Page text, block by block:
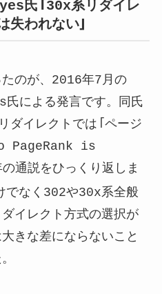
氏「30x系リダイレ
われない」
のが、2016年7月の
よる発言です。同氏
ダイレクトでは「ページ
PageRank is
通説をひっくり返しま
でなく302や30x系全般
イレクト方式の選択が
きな差にならないこと